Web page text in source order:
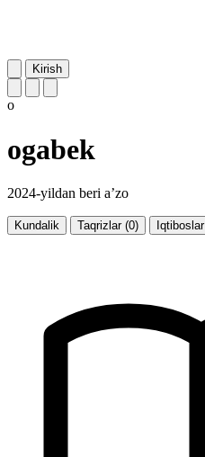
Kirish
o
ogabek
2024-yildan beri a’zo
Kundalik Taqrizlar (0)